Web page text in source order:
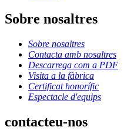
Sobre nosaltres
Sobre nosaltres
Contacta amb nosaltres
Descarrega com a PDF
Visita a la fàbrica
Certificat honorífic
Espectacle d'equips
contacteu-nos